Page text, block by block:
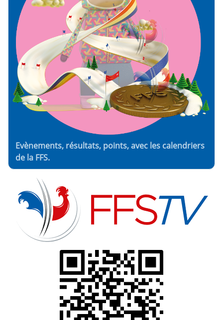
Evènements, résultats, points, avec les calendriers
de la FFS.